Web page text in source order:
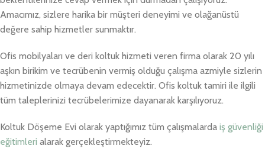
Amacımız, sizlere harika bir müşteri deneyimi ve olağanüstü
değere sahip hizmetler sunmaktır.
Ofis mobilyaları ve deri koltuk hizmeti veren firma olarak 20 yılı
aşkın birikim ve tecrübenin vermiş olduğu çalışma azmiyle sizlerin
hizmetinizde olmaya devam edecektir. Ofis koltuk tamiri ile ilgili
tüm taleplerinizi tecrübelerimize dayanarak karşılıyoruz.
Koltuk Döşeme Evi olarak yaptığımız tüm çalışmalarda iş güvenliği
eğitimleri alarak gerçekleştirmekteyiz.